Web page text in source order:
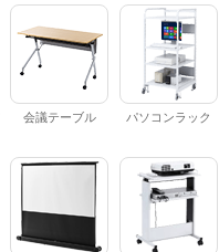
会議テーブル パソコンラック